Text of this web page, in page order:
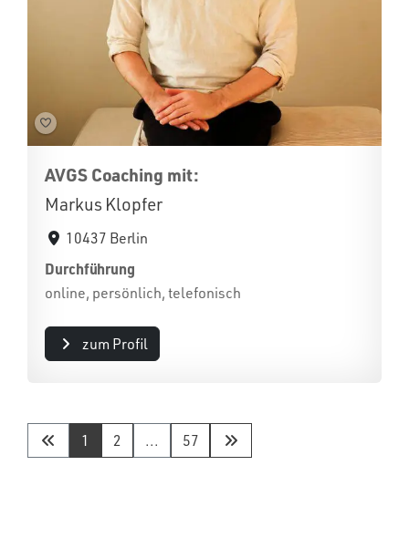
AVGS Coaching mit:
Markus Klopfer
10437 Berlin
Durchführung
online, persönlich, telefonisch
zum Profil
1 2 ... 57